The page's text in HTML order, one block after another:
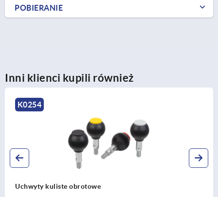
POBIERANIE
Inni klienci kupili również
Uchwyty kuliste biopolimerowe